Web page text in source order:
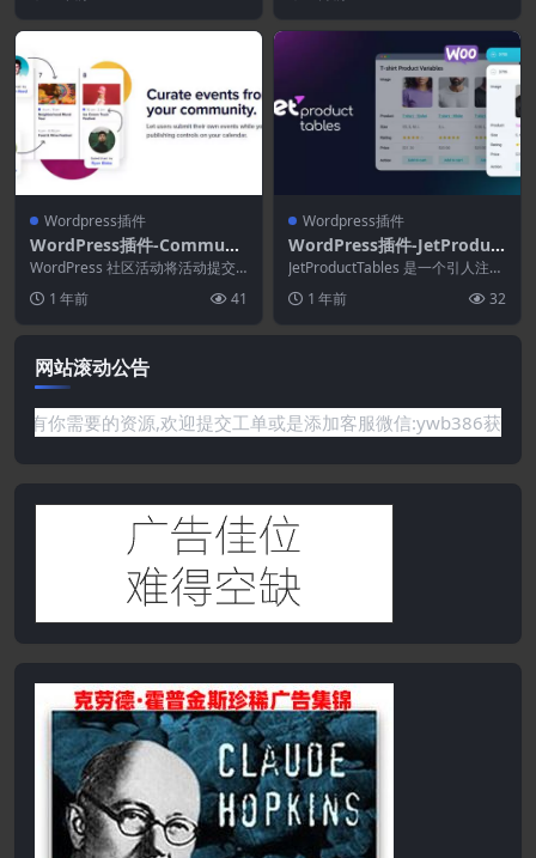
Wordpress插件
WordPress插件-Communit
y Events 5.0.8-活动日历专
业插件
WordPress 社区活动将活动提交
表单添加到您的网站，以便用户可
以将活动提交...
1 年前 41
Wordpress插件
WordPress插件-JetProduct
Tables 1.2.1–WordPress的
自定义产品表插件
JetProductTables 是一个引人注目
的 WordPress 产品表插...
1 年前 32
网站滚动公告
或是网站没有你需要的资源,欢迎提交工单或是添加客服微信